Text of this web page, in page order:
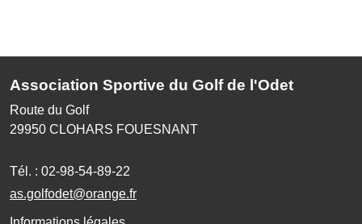
Association Sportive du Golf de l'Odet
Route du Golf
29950 CLOHARS FOUESNANT
Tél. : 02-98-54-89-22
as.golfodet@orange.fr